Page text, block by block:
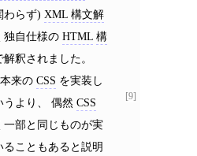
わらず) XML 構文解
独自仕様の HTML 構
解釈されました。
[9]
来のCSS を実装し
うより、 偶然 CSS
一部と同じものが実
ることもあると説明